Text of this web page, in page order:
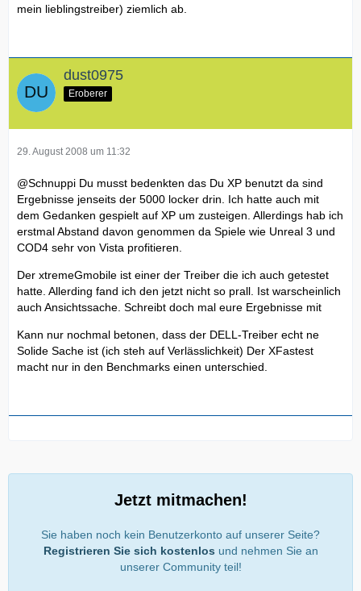
mein lieblingstreiber) ziemlich ab.
dust0975
Eroberer
29. August 2008 um 11:32
@Schnuppi Du musst bedenkten das Du XP benutzt da sind
Ergebnisse jenseits der 5000 locker drin. Ich hatte auch mit
dem Gedanken gespielt auf XP um zusteigen. Allerdings hab ich
erstmal Abstand davon genommen da Spiele wie Unreal 3 und
COD4 sehr von Vista profitieren.
Der xtremeGmobile ist einer der Treiber die ich auch getestet
hatte. Allerding fand ich den jetzt nicht so prall. Ist warscheinlich
auch Ansichtssache. Schreibt doch mal eure Ergebnisse mit
Kann nur nochmal betonen, dass der DELL-Treiber echt ne
Solide Sache ist (ich steh auf Verlässlichkeit) Der XFastest
macht nur in den Benchmarks einen unterschied.
Jetzt mitmachen!
Sie haben noch kein Benutzerkonto auf unserer Seite?
Registrieren Sie sich kostenlos und nehmen Sie an
unserer Community teil!